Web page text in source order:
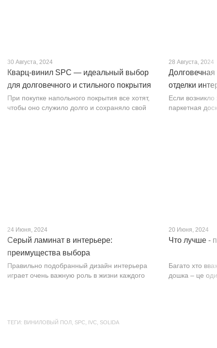
30 Августа, 2024
Кварц-винил SPC — идеальный выбор
для долговечного и стильного покрытия
от PROFLOOR
При покупке напольного покрытия все хотят,
чтобы оно служило долго и сохраняло свой
28 Августа, 2024
Долговечная
отделки
Если
паркетная
24 Июня, 2024
Серый ламинат в интерьере:
преимущества выбора
Правильно подобранный дизайн интерьера
играет очень важную роль в жизни каждого
20 Июня, 2024
Что лучше -
Багато хто
дошка – це
ТЕГИ: ВИНИЛОВЫЙ ПОЛ SPC IVC SOLIDA